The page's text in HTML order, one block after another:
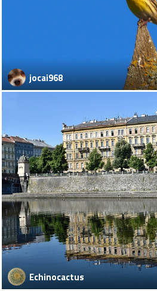
jocai968
Echinocactus